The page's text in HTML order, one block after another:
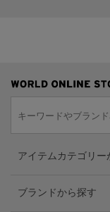
アイテムカテゴリー
ブランドから探す